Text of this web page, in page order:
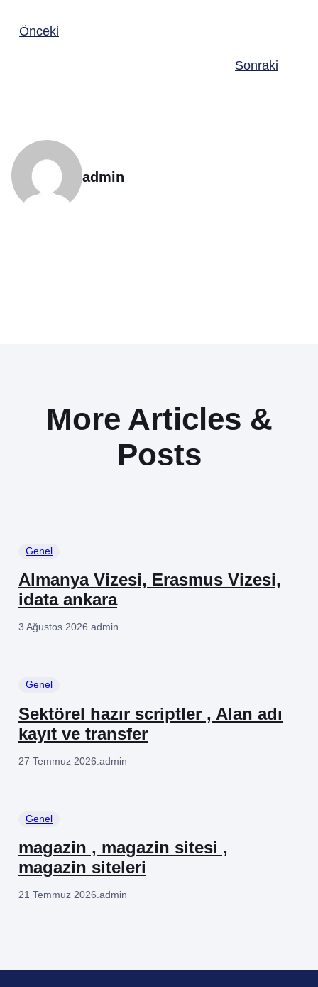
Önceki
Sonraki
admin
More Articles &
Posts
Genel
Almanya Vizesi, Erasmus Vizesi,
idata ankara
3 Ağustos 2026.admin
Genel
Sektörel hazır scriptler , Alan adı
kayıt ve transfer
27 Temmuz 2026 admin
Genel
magazin , magazin sitesi ,
magazin siteleri
21 Temmuz 2026 admin